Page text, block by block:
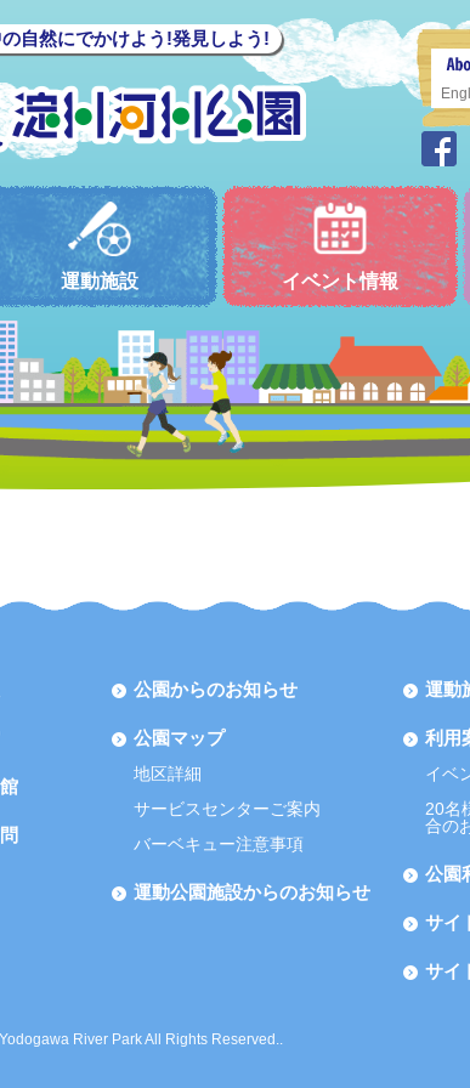
自然にでかけよう!発見しよう!
運動施設 イベント情報
公園からのお知らせ
公園マップ
地区詳細
サービスセンターご案内
バーベキュー注意事項
運動公園施設からのお知らせ
運動
利用
イベ
20名
合の
公園
サイ
サイ
River Park All Rights Reserved..